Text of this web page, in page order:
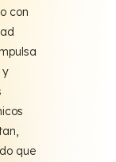
con
y
que